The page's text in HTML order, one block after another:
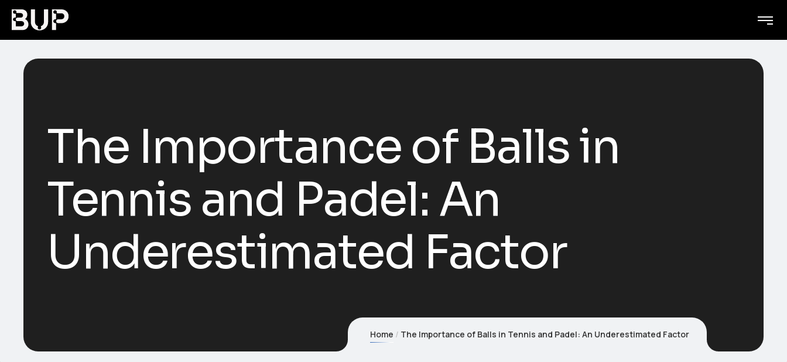
The Importance of Balls in
Tennis and Padel: An
Underestimated Factor
Home The Importance of Balls in Tennis and Padel: An Underestimated Factor